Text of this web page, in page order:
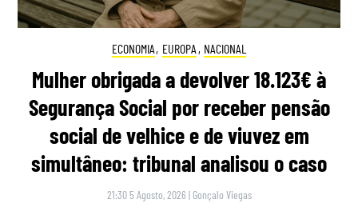
ECONOMIA, EUROPA , NACIONAL
Mulher obrigada a devolver 18.123€ à
Segurança Social por receber pensão
social de velhice e de viuvez em
simultâneo: tribunal analisou o caso
21:30 5 Agosto, 2026 | Gonçalo Viegas